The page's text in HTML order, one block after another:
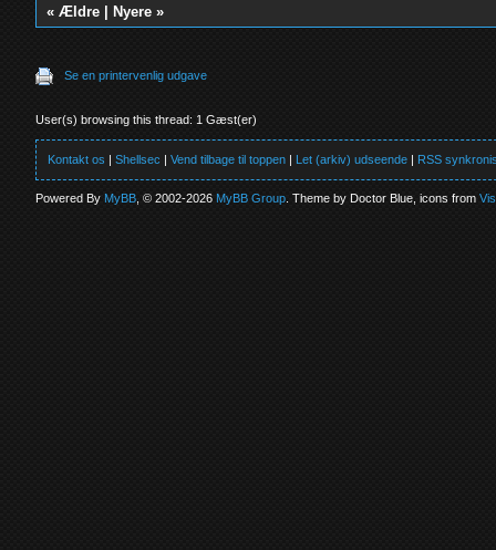
«Ældre Nyere »
Se en printervenlig udgave
User(s) browsing this thread: 1 Gæst(er)
Kontakt os |Shellsec |Vend tilbage til toppen | Let (arkiv) udseende | RSS
Powered ByMyBB , © 2002-2026MyBB Group . Theme by Doctor Blue, icons from